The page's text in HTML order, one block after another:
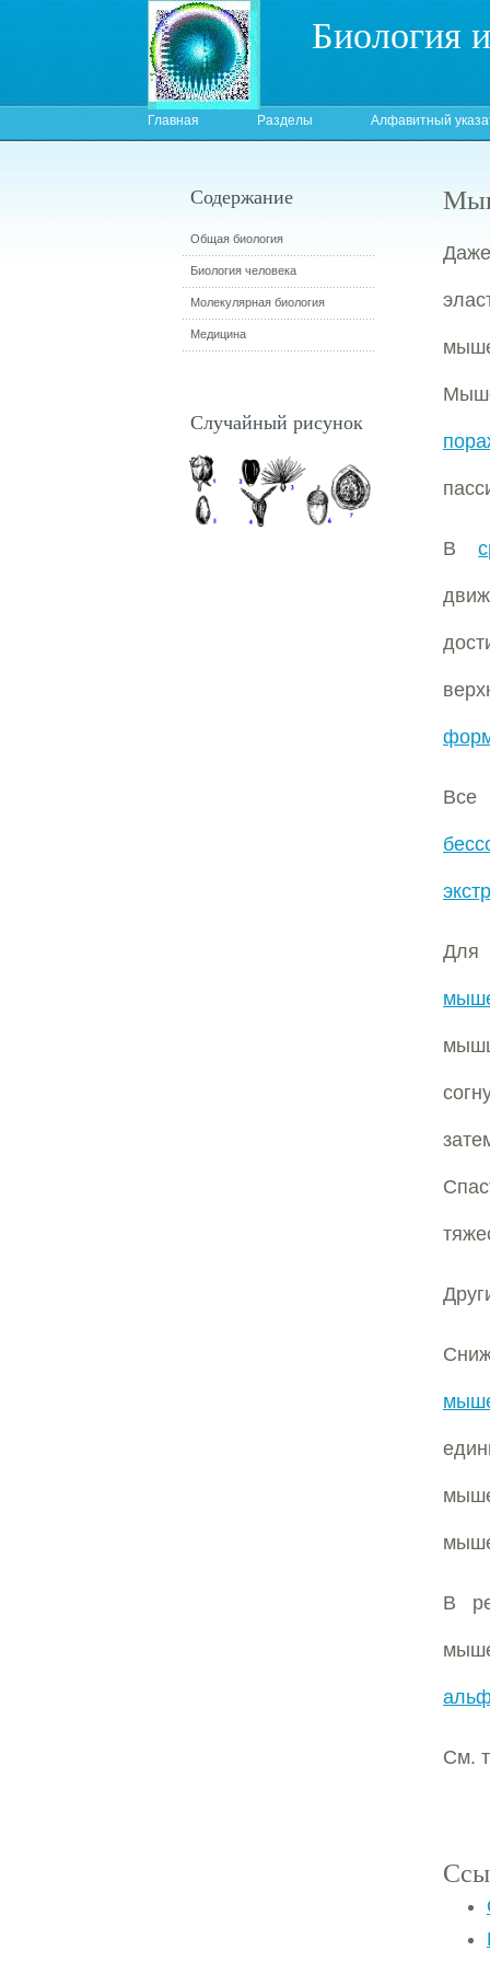
Биология
Главная Разделы Алфавитный
В
Все
В
См.
Содержание
Общая биология
Биология человека
Молекулярная биология
Медицина
Случайный рисунок